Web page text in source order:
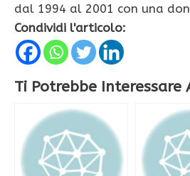
dal 1994 al 2001 con una
Condividi l'articolo:
Ti Potrebbe Interessare